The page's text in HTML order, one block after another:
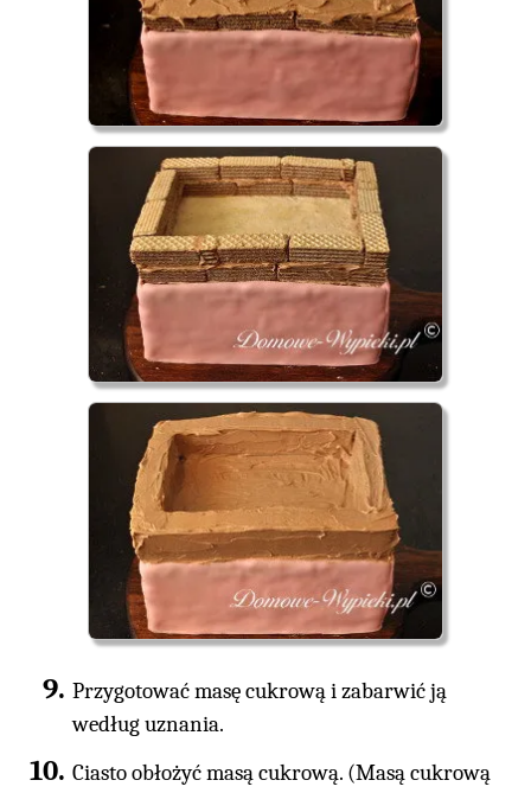
Przygotować masę cukrową i zabarwić ją
według uznania.
Ciasto obłożyć masą cukrową. (Masą cukrową